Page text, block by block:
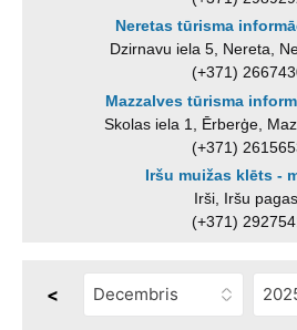
Neretas tūrisma
Dzirnavu iela 5, Nereta,
(+371)
Mazzalves tūrisma
Skolas iela 1, Ērberģe,
(+371)
Iršu muižas klēts -
Irši, Iršu
(+371)
<